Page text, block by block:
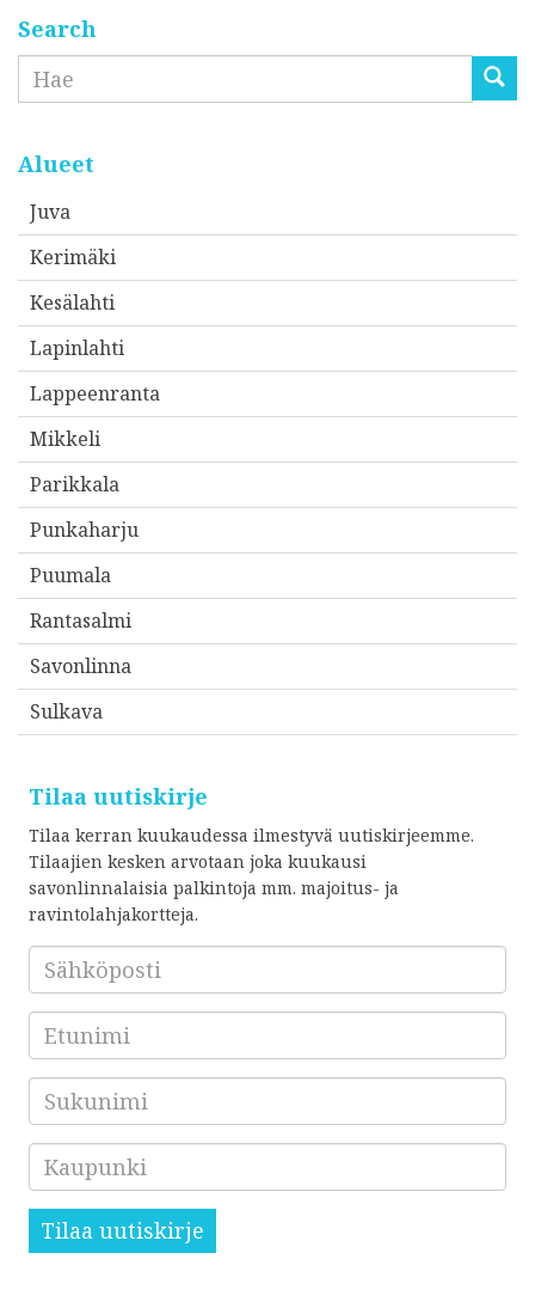
t
i
o
o
t
e
s
Search
Etsi
Alueet
Juva
Kerimäki
Kesälahti
Lapinlahti
Lappeenranta
Mikkeli
Parikkala
Punkaharju
Puumala
Rantasalmi
Savonlinna
Sulkava
Tilaa uutiskirje
Tilaa kerran kuukaudessa ilmestyvä uutiskirjeemme.
Tilaajien kesken arvotaan joka kuukausi
savonlinnalaisia palkintoja mm. majoitus- ja
ravintolahjakortteja.
Sähköposti
Etunimi
Sukunimi
Kaupunki
Tilaa uutiskirje